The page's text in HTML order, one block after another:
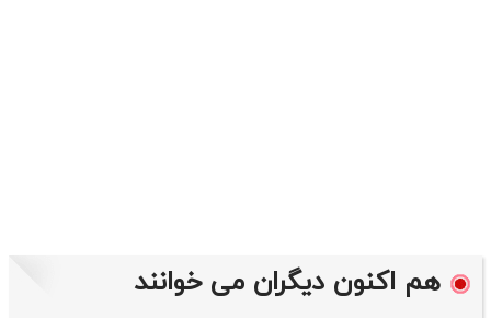
هم اکنون دیگران می خوانند